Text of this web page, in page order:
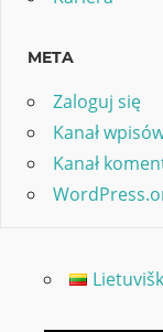
META
Zaloguj się
Kanał
Kanał